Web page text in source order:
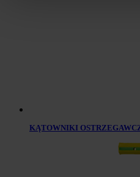
KĄTOWNIKI